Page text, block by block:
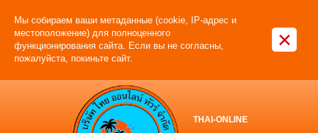
Мы собираем ваши метаданные (cookie, IP-адрес и
местоположение) для полноценного
функционирования сайта. Если вы не согласны,
пожалуйста, покиньте сайт.
×
THAI-ONLINE